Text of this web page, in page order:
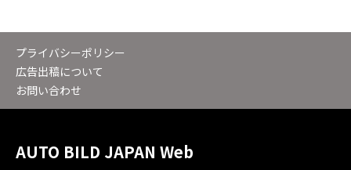
プライバシーポリシー
広告出稿について
お問い合わせ
AUTO BILD JAPAN Web